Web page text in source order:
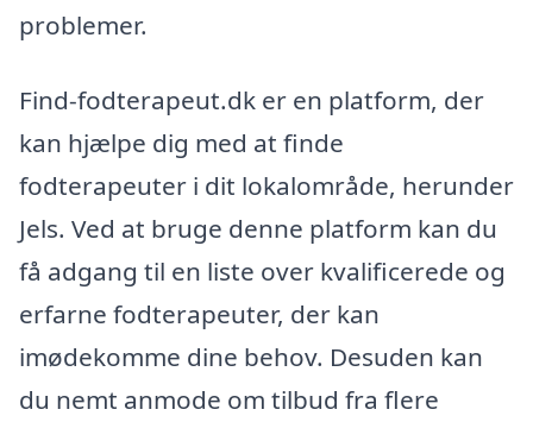
problemer.
Find-fodterapeut.dk er en platform, der
kan hjælpe dig med at finde
fodterapeuter i dit lokalområde, herunder
Jels. Ved at bruge denne platform kan du
få adgang til en liste over kvalificerede og
erfarne fodterapeuter, der kan
imødekomme dine behov. Desuden kan
du nemt anmode om tilbud fra flere